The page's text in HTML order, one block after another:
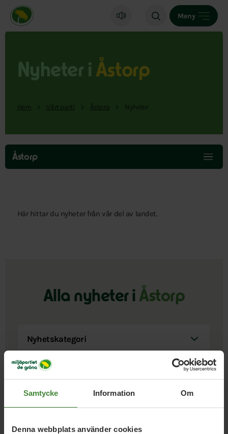
Samtycke Information Om
Denna webbplats använder cookies
Miljöpartiet de gröna, startsida
Meny
Nyheter i Åstorp
Hem Vårt parti Åstorp Nyheter
Hoppa
över
menyn
Åstorp
Här hittar du nyheter från vår del av landet.
Alla nyheter i Åstorp
Sök i nyheter
Visa resultat